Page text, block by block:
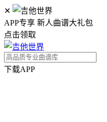
✕
APP专享 新人曲谱大礼包
点击领取
下载APP